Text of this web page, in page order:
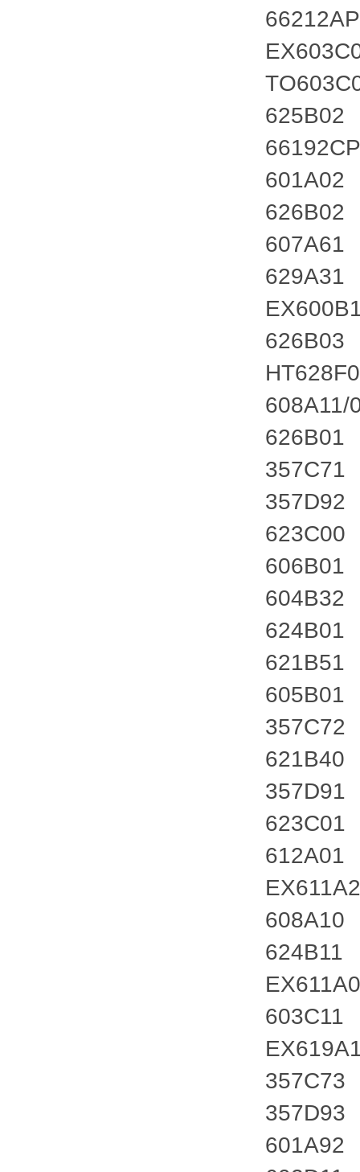
625B02
601A02
626B02
607A61
629A31
626B03
608A11/
626B01
357C71
357D92
623C00
606B01
604B32
624B01
621B51
605B01
357C72
621B40
357D91
623C01
612A01
608A10
624B11
603C11
357C73
357D93
601A92